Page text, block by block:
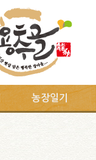
농장일기